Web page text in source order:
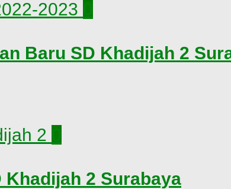
Baru SD Khadijah 2
Khadijah 2 Surabaya